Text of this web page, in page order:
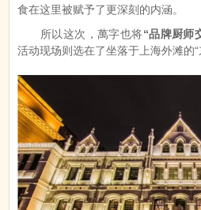
食在这里被赋予了更深刻的内涵。
所以这次，萬字也将“品牌厨师
活动现场则选在了坐落于上海外滩的“